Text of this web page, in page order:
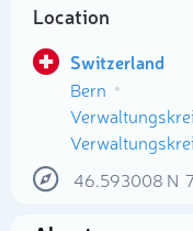
Location
Switzerland
Bern
46.593008 N